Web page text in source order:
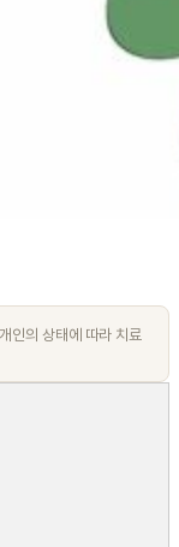
인의 상태에 따라 치료